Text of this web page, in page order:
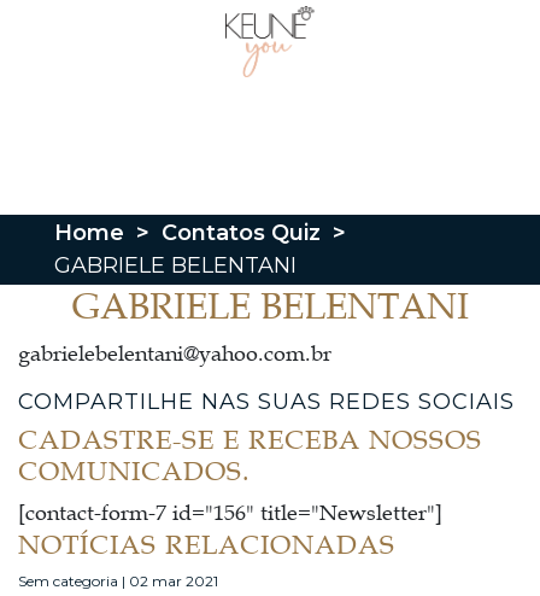
Home > Contatos Quiz >
GABRIELE BELENTANI
GABRIELE BELENTANI
gabrielebelentani@yahoo.com.br
COMPARTILHE NAS SUAS REDES SOCIAIS
CADASTRE-SE E RECEBA NOSSOS
COMUNICADOS.
[contact-form-7 id="156" title="Newsletter"]
NOTÍCIAS RELACIONADAS
Sem categoria | 02 mar 2021